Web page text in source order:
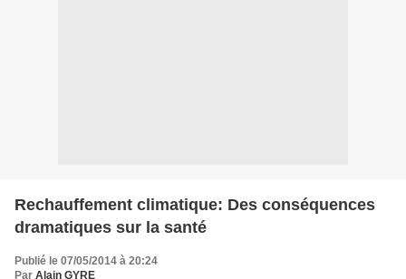
Rechauffement climatique: Des conséquences
dramatiques sur la santé
Publié le 07/05/2014 à 20:24
Par Alain GYRE